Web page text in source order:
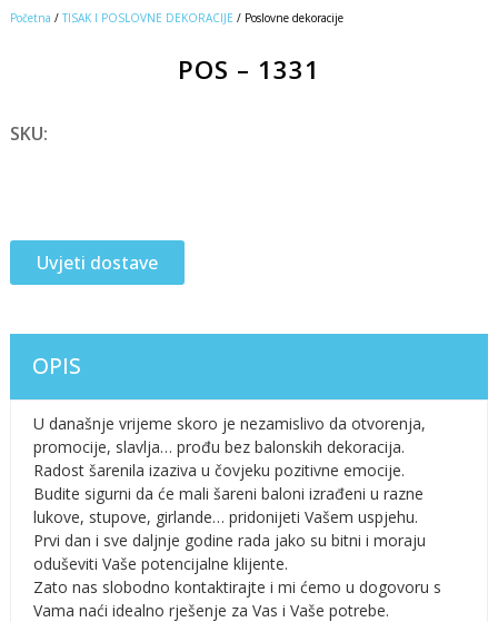
Početna / TISAK I POSLOVNE DEKORACIJE / Poslovne dekoracije
POS – 1331
SKU:
Uvjeti dostave
OPIS
U današnje vrijeme skoro je nezamislivo da otvorenja,
promocije, slavlja… prođu bez balonskih dekoracija.
Radost šarenila izaziva u čovjeku pozitivne emocije.
Budite sigurni da će mali šareni baloni izrađeni u razne
lukove, stupove, girlande… pridonijeti Vašem uspjehu.
Prvi dan i sve daljnje godine rada jako su bitni i moraju
oduševiti Vaše potencijalne klijente.
Zato nas slobodno kontaktirajte i mi ćemo u dogovoru s
Vama naći idealno rješenje za Vas i Vaše potrebe.